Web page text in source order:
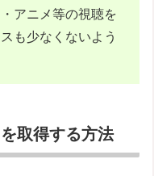
アニメ等の視聴を
も少なくないよう
取得する方法